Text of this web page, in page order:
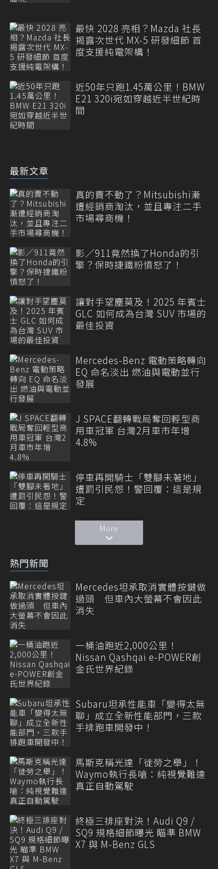
最快 2028 亮相？Mazda 社長
揭露次世代 MX-5 研發細節 首
度支援純電架構！
近50年只跑1.45萬公里！BMW
E21 320i宛如穿越近半世紀時
間
最新文章
真的賣不動了？Mitsubishi漸
遭經銷商淘汰，並且專注二手
市場尋商機！
影／911竟然換了Honda的引
擎？保時捷鐵粉憤怒了！
讓對手望塵莫及！2025 年賓士
GLC 如何成為台灣 SUV 市場的
最佳投資
Mercedes-Benz 電動策略轉向
EQ 命名淡出 燃油與電動並行
發展
J SPACE翻轉戰局奪回輕型商
用車冠軍 台灣2月車市年增
4.8%
停車再開騎士「雙腳未著地」
遭罰引民怨！警回覆：這是規
定
More
熱門新聞
Mercedes坦承取消實體按鍵做
過頭 但車內大螢幕不會因此
消失
一桶油跑近2,000公里！
Nissan Qashqai e-POWER創
金氏世界紀錄
Subaru坦承性能車「變得太無
聊」成立全新性能部門，三款
手排跑車開發中！
馬斯克稱光達「徒勞之舉」！
Waymo執行長嗆：純視覺難達
真正自動駕駛
終極三排座對決！Audi Q9 /
SQ9 規格細節曝光 瞄準 BMW
X7 與 M-Benz GLS